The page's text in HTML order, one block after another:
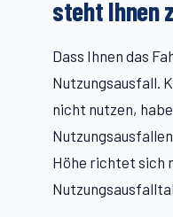
steht Ihnen
Dass Ihnen das
Nutzungsausfall.
nicht nutzen,
Höhe richtet sich